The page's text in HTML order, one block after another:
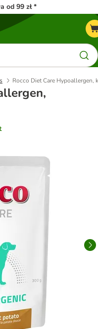
od 99 zł *
Rocco Diet Care Hypoallergen,